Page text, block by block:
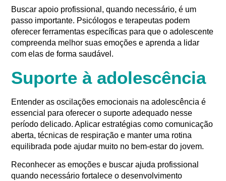
Buscar apoio profissional, quando necessário, é um
passo importante. Psicólogos e terapeutas podem
oferecer ferramentas específicas para que o adolescente
compreenda melhor suas emoções e aprenda a lidar
com elas de forma saudável.
Suporte à adolescência
Entender as oscilações emocionais na adolescência é
essencial para oferecer o suporte adequado nesse
período delicado. Aplicar estratégias como comunicação
aberta, técnicas de respiração e manter uma rotina
equilibrada pode ajudar muito no bem-estar do jovem.
Reconhecer as emoções e buscar ajuda profissional
quando necessário fortalece o desenvolvimento